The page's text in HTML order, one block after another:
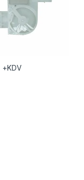
+KDV